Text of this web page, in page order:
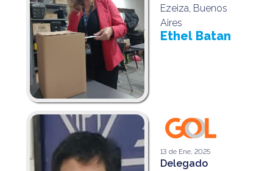
Ezeiza, Buenos
Aires
Ethel Batan
13 de Ene, 2025
Delegado